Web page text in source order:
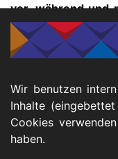
vor, während und
📥 Downloads
PDF EUTB-
Kommunikation
Wir benutzen
Inhalte
Cookies
haben.